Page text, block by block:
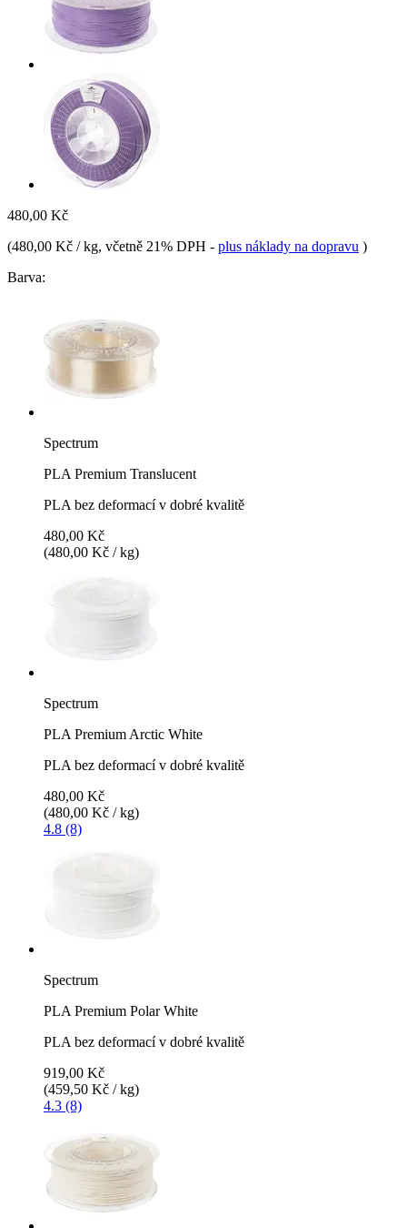
480,00 Kč
(480,00 Kč / kg, včetně 21% DPH - plus náklady na dopravu )
Barva:
Spectrum
PLA Premium Translucent
PLA bez deformací v dobré kvalitě
480,00 Kč
(480,00 Kč / kg)
Spectrum
PLA Premium Arctic White
PLA bez deformací v dobré kvalitě
480,00 Kč
(480,00 Kč / kg)
4.8 (8)
Spectrum
PLA Premium Polar White
PLA bez deformací v dobré kvalitě
919,00 Kč
(459,50 Kč / kg)
4.3 (8)